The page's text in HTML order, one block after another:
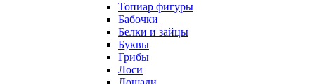
Топиар фигуры
Бабочки
Белки и зайцы
Буквы
Грибы
Лоси